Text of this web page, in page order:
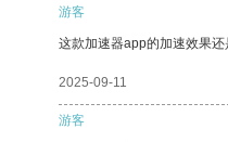
游客
这款加速器app的加速效果还
2025-09-11
游客